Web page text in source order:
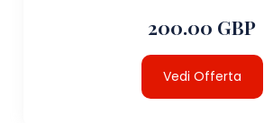
200.00 GBP
Vedi Offerta